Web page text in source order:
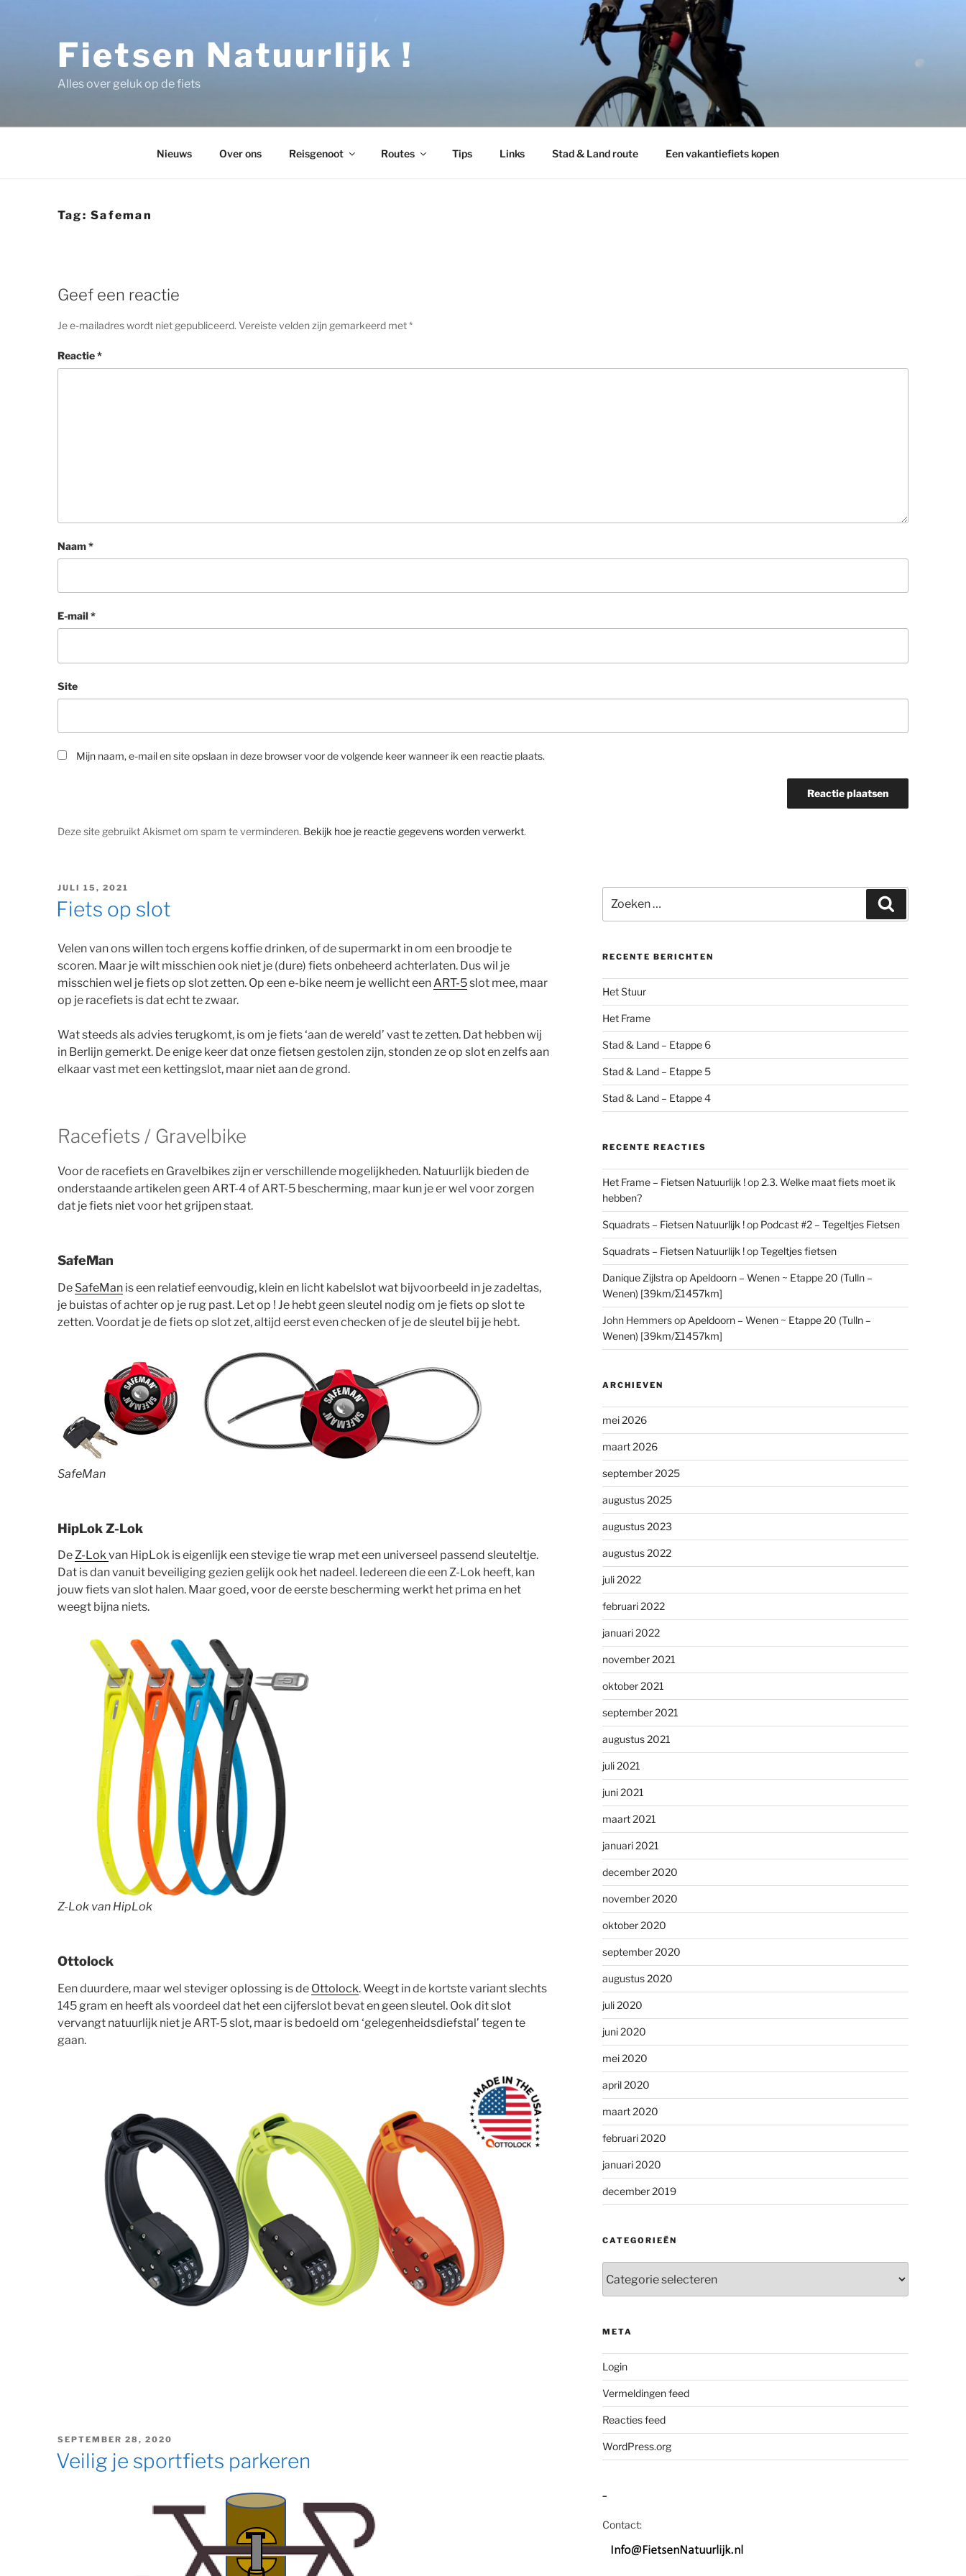
Fietsen Natuurlijk !
Alles over geluk op de fiets
Nieuws Over ons Reisgenoot Routes Tips Links Stad & Land route Een vakantiefiets kopen
Tag:Safeman
Geef een reactie
Je e-mailadres wordt niet gepubliceerd. Vereiste velden zijn gemarkeerd met*
Reactie*
Naam*
E-mail*
Site
Mijn naam, e-mail en site opslaan in deze browser voor de volgende keer wanneer ik een reactie plaats.
Deze site gebruikt Akismet om spam te verminderen. Bekijk hoe je reactie gegevens worden verwerkt.
GEPLAATST
JULI 15, 2021
Fiets op slot
Velen van ons willen toch ergens koffie drinken, of de supermarkt in om een broodje te
scoren. Maar je wilt misschien ook niet je (dure) fiets onbeheerd achterlaten. Dus wil je
misschien wel je fiets op slot zetten. Op een e-bike neem je wellicht een ART-5slot mee, maar
op je racefiets is dat echt te zwaar.
Wat steeds als advies terugkomt, is om je fiets ‘aan de wereld’ vast te zetten. Dat hebben wij
in Berlijn gemerkt. De enige keer dat onze fietsen gestolen zijn, stonden ze op slot en zelfs aan
elkaar vast met een kettingslot, maar niet aan de grond.
Racefiets / Gravelbike
Voor de racefiets en Gravelbikes zijn er verschillende mogelijkheden. Natuurlijk bieden de
onderstaande artikelen geen ART-4 of ART-5 bescherming, maar kun je er wel voor zorgen
dat je fiets niet voor het grijpen staat.
SafeMan
De SafeMan is een relatief eenvoudig, klein en licht kabelslot wat bijvoorbeeld in je zadeltas,
je buistas of achter op je rug past. Let op ! Je hebt geen sleutel nodig om je fiets op slot te
zetten. Voordat je de fiets op slot zet, altijd eerst even checken of je de sleutel bij je hebt.
SafeMan
HipLok Z-Lok
DeZ-Lokvan HipLok is eigenlijk een stevige tie wrap met een universeel passend sleuteltje.
Dat is dan vanuit beveiliging gezien gelijk ook het nadeel. Iedereen die een Z-Lok heeft, kan
jouw fiets van slot halen. Maar goed, voor de eerste bescherming werkt het prima en het
weegt bijna niets.
Z-Lok van HipLok
Ottolock
Een duurdere, maar wel steviger oplossing is de Ottolock. Weegt in de kortste variant slechts
145 gram en heeft als voordeel dat het een cijferslot bevat en geen sleutel. Ook dit slot
vervangt natuurlijk niet je ART-5 slot, maar is bedoeld om ‘gelegenheidsdiefstal’ tegen te
gaan.
GEPLAATST
SEPTEMBER 28, 2020
Veilig je sportfiets parkeren
naar:
RECENTE BERICHTEN
Het Stuur
Het Frame
Stad & Land – Etappe 6
Stad & Land – Etappe 5
Stad & Land – Etappe 4
RECENTE REACTIES
Het Frame – Fietsen Natuurlijk !op2.3. Welke maat fiets moet ik
hebben?
Squadrats – Fietsen Natuurlijk !op Podcast #2 – Tegeltjes Fietsen
Squadrats – Fietsen Natuurlijk !opTegeltjes fietsen
Danique Zijlstra op Apeldoorn – Wenen ~ Etappe 20 (Tulln –
Wenen) [39km/Σ1457km]
John Hemmersop Apeldoorn – Wenen ~ Etappe 20 (Tulln –
Wenen) [39km/Σ1457km]
ARCHIEVEN
mei 2026
maart 2026
september 2025
augustus 2025
augustus 2023
augustus 2022
juli 2022
februari 2022
januari 2022
november 2021
oktober 2021
september 2021
augustus 2021
juli 2021
juni 2021
maart 2021
januari 2021
december 2020
november 2020
oktober 2020
september 2020
augustus 2020
juli 2020
juni 2020
mei 2020
april 2020
maart 2020
februari 2020
januari 2020
december 2019
CATEGORIEËN
META
Login
Vermeldingen feed
Reacties feed
WordPress.org
–
Contact: